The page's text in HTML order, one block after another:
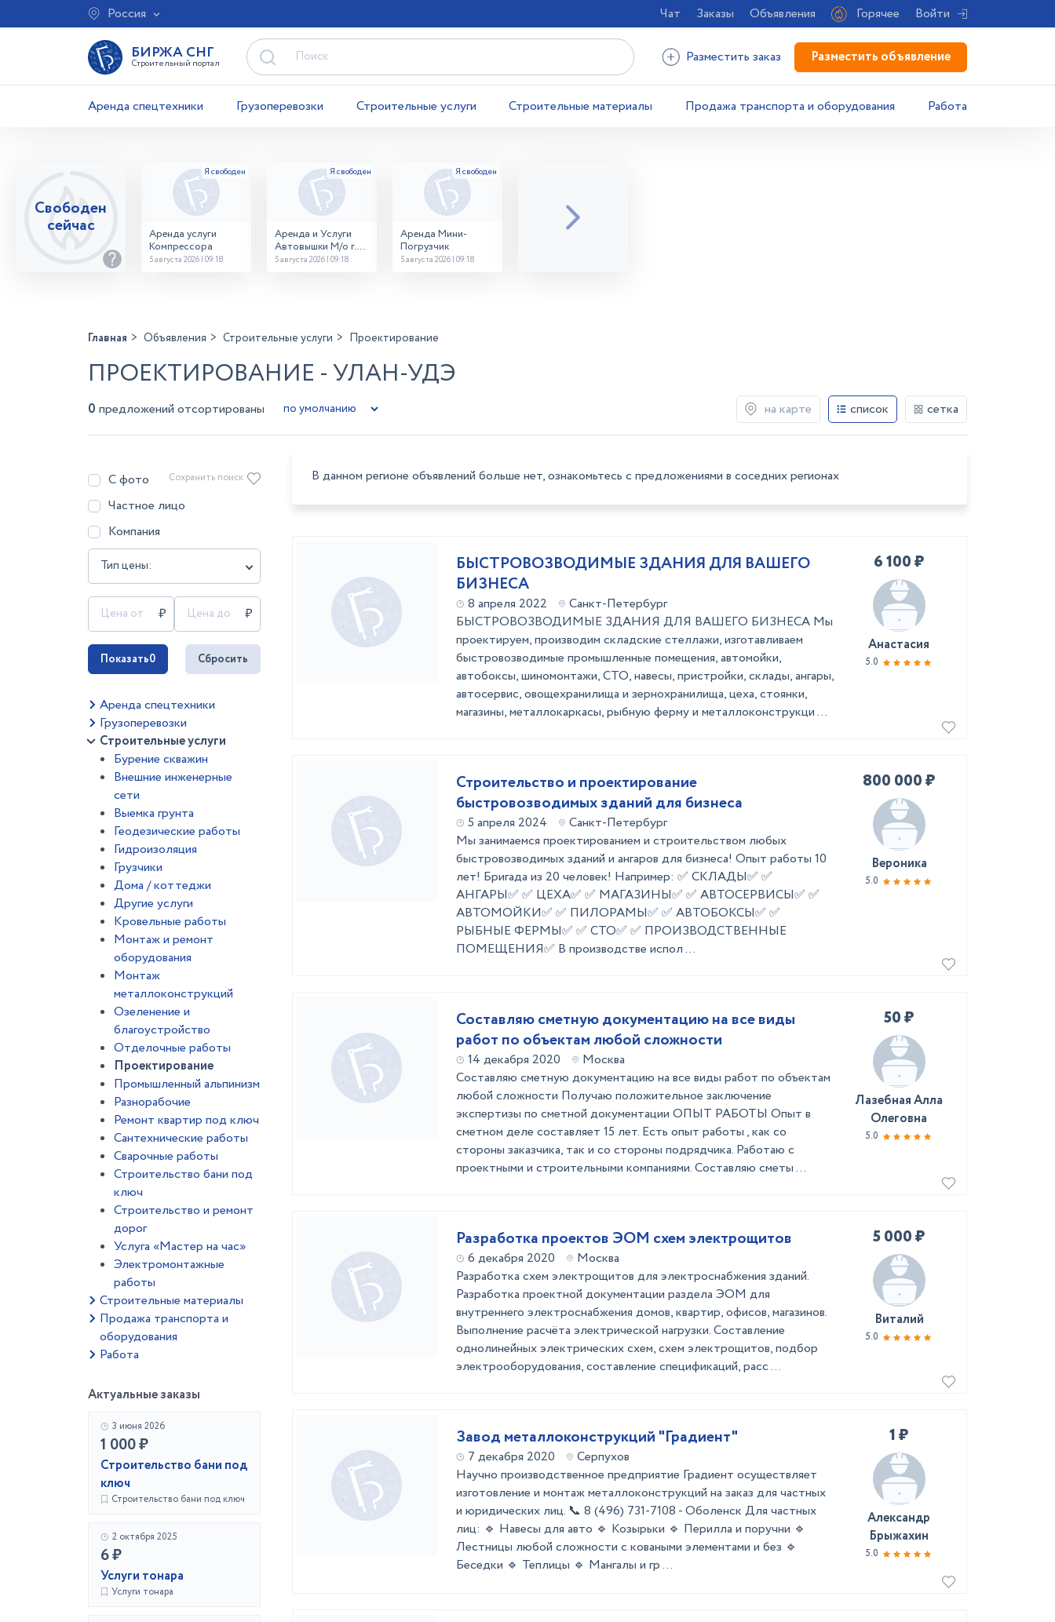
Россия Чат Заказы Объявления Горячее Войти
БИРЖА СНГ
Строительный портал Разместить заказ Разместить объявление
Аренда спецтехники Грузоперевозки Строительные услуги Строительные материалы Продажа транспорта и оборудования Работа
Свободен
сейчас
Аренда услуги
Компрессора
5 августа 2026 | 09:18
Аренда и Услуги
Автовышки М/о г.
Домодедово
5 августа 2026 | 09:18
Аренда Мини-
Погрузчик
5 августа 2026 | 09:18
Главная Объявления Строительные услуги Проектирование
ПРОЕКТИРОВАНИЕ - УЛАН-УДЭ
0 предложений отсортированы на карте список сетка
С фото
Частное лицо
Компания
Тип цены:
Сохранить поиск
Показать0 Сбросить
Аренда спецтехники
Грузоперевозки
Строительные услуги
Бурение скважин
Внешние инженерные
сети
Выемка грунта
Геодезические работы
Гидроизоляция
Грузчики
Дома / коттеджи
Другие услуги
Кровельные работы
Монтаж и ремонт
оборудования
Монтаж
металлоконструкций
Озеленение и
благоустройство
Отделочные работы
Проектирование
Промышленный альпинизм
Разнорабочие
Ремонт квартир под ключ
Сантехнические работы
Сварочные работы
Строительство бани под
ключ
Строительство и ремонт
дорог
Услуга «Мастер на час»
Электромонтажные
работы
Строительные материалы
Продажа транспорта и
оборудования
Работа
Актуальные заказы
3 июня 2026
1 000 ₽
Строительство бани под
ключ
Строительство бани под ключ
2 октября 2025
6 ₽
Услуги тонара
Услуги тонара
В данном регионе объявлений больше нет, ознакомьтесь с предложениями в соседних регионах
БЫСТРОВОЗВОДИМЫЕ ЗДАНИЯ ДЛЯ ВАШЕГО
БИЗНЕСА
8 апреля 2022
Санкт-Петербург
БЫСТРОВОЗВОДИМЫЕ ЗДАНИЯ ДЛЯ ВАШЕГО БИЗНЕСА Мы
проектируем, производим складские стеллажи, изготавливаем
быстровозводимые промышленные помещения, автомойки,
автобоксы, шиномонтажи, СТО, навесы, пристройки, склады, ангары,
автосервис, овощехранилища и зернохранилища, цеха, стоянки,
магазины, металлокаркасы, рыбную ферму и металлоконструкци ...
6 100 ₽
Анастасия
5.0
Строительство и проектирование
быстровозводимых зданий для бизнеса
5 апреля 2024
Санкт-Петербург
Мы занимаемся проектированием и строительством любых
быстровозводимых зданий и ангаров для бизнеса! Опыт работы 10
лет! Бригада из 20 человек! Например: ✅ СКЛАДЫ✅ ✅
АНГАРЫ✅ ✅ ЦЕХА✅ ✅ МАГАЗИНЫ✅ ✅ АВТОСЕРВИСЫ✅ ✅
АВТОМОЙКИ✅ ✅ ПИЛОРАМЫ✅ ✅ АВТОБОКСЫ✅ ✅
РЫБНЫЕ ФЕРМЫ✅ ✅ СТО✅ ✅ ПРОИЗВОДСТВЕННЫЕ
ПОМЕЩЕНИЯ✅ В производстве испол ...
800 000 ₽
Вероника
5.0
Составляю сметную документацию на все виды
работ по объектам любой сложности
14 декабря 2020
Москва
Составляю сметную документацию на все виды работ по объектам
любой сложности Получаю положительное заключение
экспертизы по сметной документации ОПЫТ РАБОТЫ Опыт в
сметном деле составляет 15 лет. Есть опыт работы , как со
стороны заказчика, так и со стороны подрядчика. Работаю с
проектными и строительными компаниями. Составляю сметы ...
50 ₽
Лазебная Алла
Олеговна
5.0
Разработка проектов ЭОМ схем электрощитов
6 декабря 2020
Москва
Разработка схем электрощитов для электроснабжения зданий.
Разработка проектной документации раздела ЭОМ для
внутреннего электроснабжения домов, квартир, офисов, магазинов.
Выполнение расчёта электрической нагрузки. Составление
однолинейных электрических схем, схем электрощитов, подбор
электрооборудования, составление спецификаций, расс ...
5 000 ₽
Виталий
5.0
Завод металлоконструкций "Градиент"
7 декабря 2020
Серпухов
Научно производственное предприятие Градиент осуществляет
изготовление и монтаж металлоконструкций на заказ для частных
и юридических лиц. 📞 8 (496) 731-7108 - Оболенск Для частных
лиц: 🔹 Навесы для авто 🔹 Козырьки 🔹 Перилла и поручни 🔹
Лестницы любой сложности с коваными элементами и без 🔹
Беседки 🔹 Теплицы 🔹 Мангалы и гр ...
1 ₽
Александр
Брыжахин
5.0